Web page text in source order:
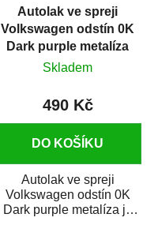
Autolak ve spreji
Volkswagen odstín 0K
Dark purple metalíza
375 ml
Skladem
490 Kč
DO KOŠÍKU
Autolak ve spreji
Volkswagen odstín 0K
Dark purple metalíza je